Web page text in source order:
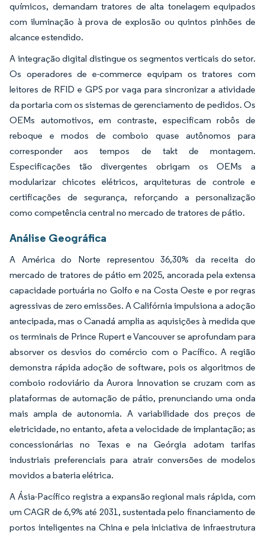
químicos, demandam tratores de alta tonelagem equipados
com iluminação à prova de explosão ou quintos pinhões de
alcance estendido.
A integração digital distingue os segmentos verticais do setor.
Os operadores de e-commerce equipam os tratores com
leitores de RFID e GPS por vaga para sincronizar a atividade
da portaria com os sistemas de gerenciamento de pedidos. Os
OEMs automotivos, em contraste, especificam robôs de
reboque e modos de comboio quase autônomos para
corresponder aos tempos de takt de montagem.
Especificações tão divergentes obrigam os OEMs a
modularizar chicotes elétricos, arquiteturas de controle e
certificações de segurança, reforçando a personalização
como competência central no mercado de tratores de pátio.
Análise Geográfica
A América do Norte representou 36,30% da receita do
mercado de tratores de pátio em 2025, ancorada pela extensa
capacidade portuária no Golfo e na Costa Oeste e por regras
agressivas de zero emissões. A Califórnia impulsiona a adoção
antecipada, mas o Canadá amplia as aquisições à medida que
os terminais de Prince Rupert e Vancouver se aprofundam para
absorver os desvios do comércio com o Pacífico. A região
demonstra rápida adoção de software, pois os algoritmos de
comboio rodoviário da Aurora Innovation se cruzam com as
plataformas de automação de pátio, prenunciando uma onda
mais ampla de autonomia. A variabilidade dos preços de
eletricidade, no entanto, afeta a velocidade de implantação; as
concessionárias no Texas e na Geórgia adotam tarifas
industriais preferenciais para atrair conversões de modelos
movidos a bateria elétrica.
A Ásia-Pacífico registra a expansão regional mais rápida, com
um CAGR de 6,9% até 2031, sustentada pelo financiamento de
portos inteligentes na China e pela iniciativa de infraestrutura